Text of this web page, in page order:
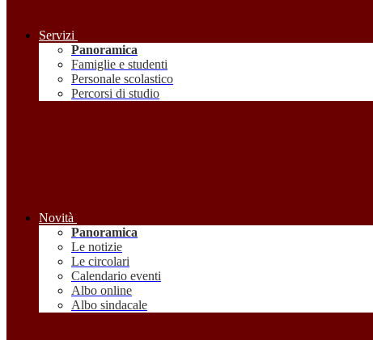
Servizi
Panoramica
Famiglie e studenti
Personale scolastico
Percorsi di studio
Novità
Panoramica
Le notizie
Le circolari
Calendario eventi
Albo online
Albo sindacale